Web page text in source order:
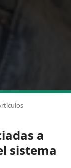
a
sistema